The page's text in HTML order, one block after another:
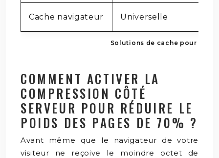
Solutions de cache pour
Cache navigateur Universelle
COMMENT ACTIVER LA
COMPRESSION CÔTÉ
SERVEUR POUR RÉDUIRE LE
POIDS DES PAGES DE 70% ?
Avant même que le navigateur de votre
visiteur ne reçoive le moindre octet de